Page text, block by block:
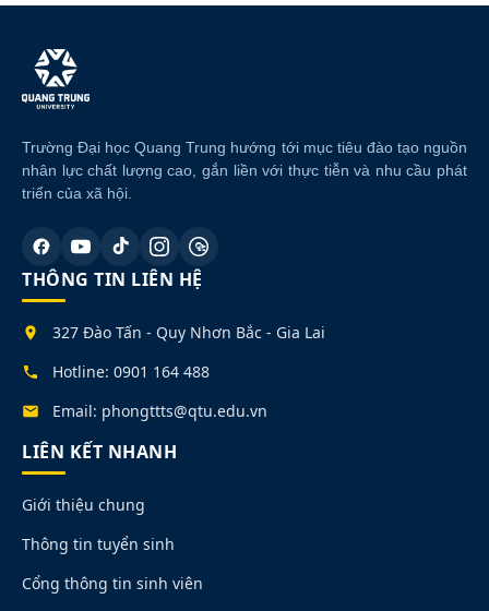
Trường Đại học Quang Trung hướng tới mục tiêu đào tạo nguồn
nhân lực chất lượng cao, gắn liền với thực tiễn và nhu cầu phát
triển của xã hội.
THÔNG TIN LIÊN HỆ
327 Đào Tấn - Quy Nhơn Bắc - Gia Lai
Hotline: 0901 164 488
Email: phongttts@qtu.edu.vn
LIÊN KẾT NHANH
Giới thiệu chung
Thông tin tuyển sinh
Cổng thông tin sinh viên